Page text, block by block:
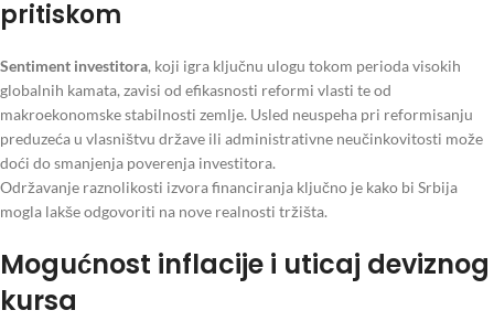
pritiskom
Sentiment investitora, koji igra ključnu ulogu tokom perioda visokih
globalnih kamata, zavisi od efikasnosti reformi vlasti te od
makroekonomske stabilnosti zemlje. Usled neuspeha pri reformisanju
preduzeća u vlasništvu države ili administrativne neučinkovitosti može
doći do smanjenja poverenja investitora.
Održavanje raznolikosti izvora financiranja ključno je kako bi Srbija
mogla lakše odgovoriti na nove realnosti tržišta.
Mogućnost inflacije i uticaj deviznog
kursa